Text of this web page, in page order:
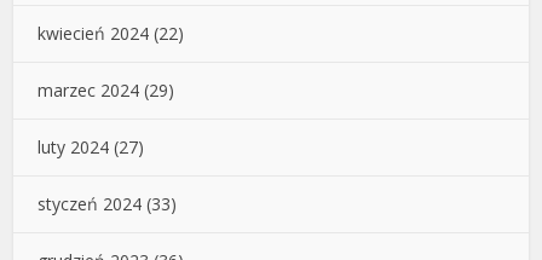
kwiecień 2024 (22)
marzec 2024 (29)
luty 2024 (27)
styczeń 2024 (33)